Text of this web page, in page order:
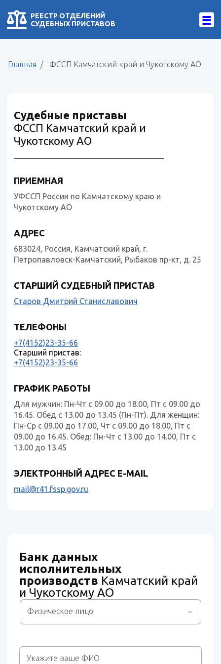
РЕЕСТР ОТДЕЛЕНИЙ
СУДЕБНЫХ ПРИСТАВОВ
Главная ФССП Камчатский край и Чукотскому АО
Судебные приставы
ФССП Камчатский край и
Чукотскому АО
ПРИЕМНАЯ
УФССП России по Камчатскому краю и
Чукотскому АО
АДРЕС
683024, Россия, Камчатский край, г.
Петропавловск-Камчатский, Рыбаков пр-кт, д. 25
СТАРШИЙ СУДЕБНЫЙ ПРИСТАВ
Старов Дмитрий Станиславович
ТЕЛЕФОНЫ
+7(4152)23-35-66
Старший пристав:
+7(4152)23-35-66
ГРАФИК РАБОТЫ
Для мужчин: Пн-Чт с 09.00 до 18.00, Пт с 09.00 до
16.45. Обед с 13.00 до 13.45 (Пн-Пт). Для женщин:
Пн-Ср с 09.00 до 17.00, Чт с 09.00 до 18.00, Пт с
09.00 до 16.45. Обед: Пн-Чт с 13.00 до 14.00, Пт с
13.00 до 13.45
ЭЛЕКТРОННЫЙ АДРЕС E-MAIL
mail@r41.fssp.gov.ru
Банк данных
исполнительных
производств Камчатский край
и Чукотскому АО
Физическое лицо